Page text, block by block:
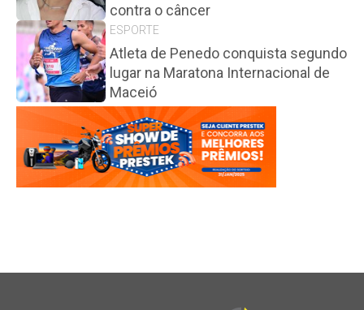
contra o câncer
ESPORTE
Atleta de Penedo conquista segundo
lugar na Maratona Internacional de
Maceió